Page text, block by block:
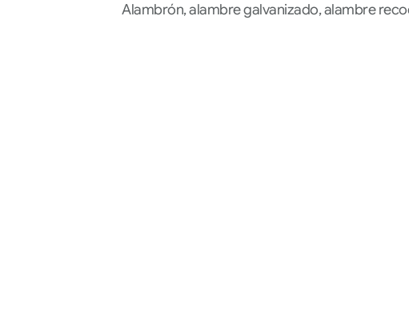
Alambrón, alambre galvanizado, alambre